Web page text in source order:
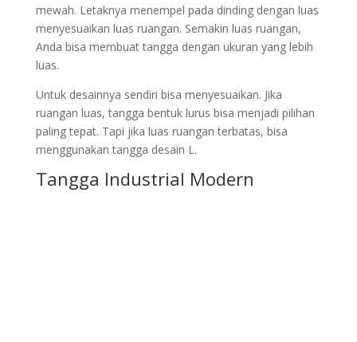
mewah. Letaknya menempel pada dinding dengan luas
menyesuaikan luas ruangan. Semakin luas ruangan,
Anda bisa membuat tangga dengan ukuran yang lebih
luas.
Untuk desainnya sendiri bisa menyesuaikan. Jika
ruangan luas, tangga bentuk lurus bisa menjadi pilihan
paling tepat. Tapi jika luas ruangan terbatas, bisa
menggunakan tangga desain L.
Tangga Industrial Modern